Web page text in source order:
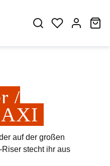
/
auf der großen
stecht ihr aus